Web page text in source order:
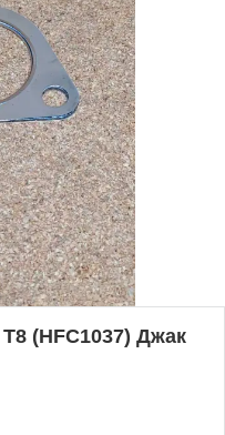
(HFC1037) Джак